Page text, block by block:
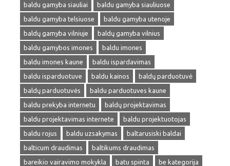
baldu gamyba siauliai
baldu gamyba siauliuose
baldu gamyba telsiuose
baldu gamyba utenoje
baldų gamyba vilniuje
baldų gamyba vilnius
baldu gamybos imones
baldu imones
baldu imones kaune
baldu ispardavimas
baldu isparduotuve
baldu kainos
baldų parduotuvė
baldų parduotuvės
baldu parduotuves kaune
baldu prekyba internetu
baldų projektavimas
baldu projektavimas internete
baldu projektuotojas
baldu rojus
baldu uzsakymas
baltarusiski baldai
balticum draudimas
baltikums draudimas
bareikio vairavimo mokykla
batu spinta
be kategorija